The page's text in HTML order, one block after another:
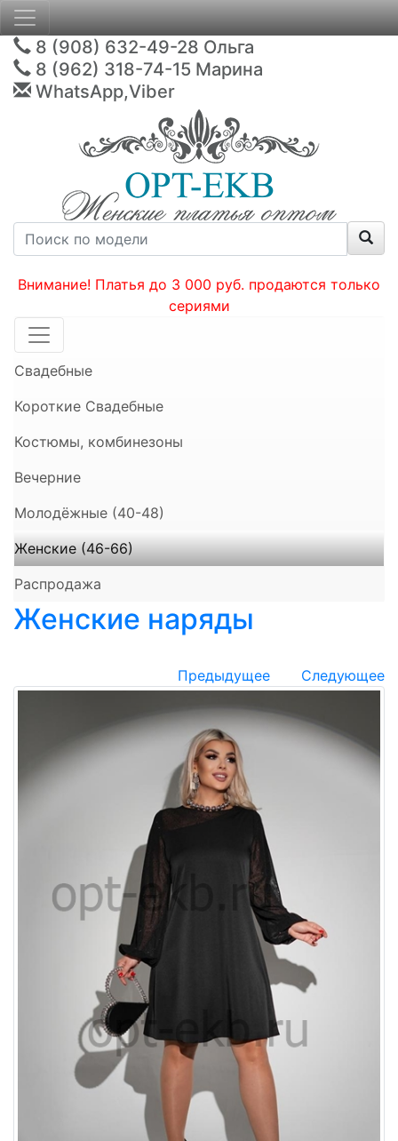
8 (908) 632-49-28 Ольга
8 (962) 318-74-15 Марина
WhatsApp,Viber
Внимание! Платья до 3 000 руб. продаются только
сериями
Свадебные
Короткие Свадебные
Костюмы, комбинезоны
Вечерние
Молодёжные (40-48)
Женские (46-66)
Распродажа
Женские наряды
Предыдущее Следующее